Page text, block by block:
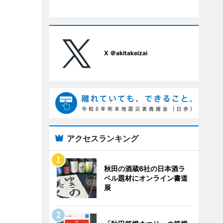
X ＠akitakeizai
アクセスランキング
秋田の酒蔵6社の日本酒ラ
ベル題材にオンライン書道
展